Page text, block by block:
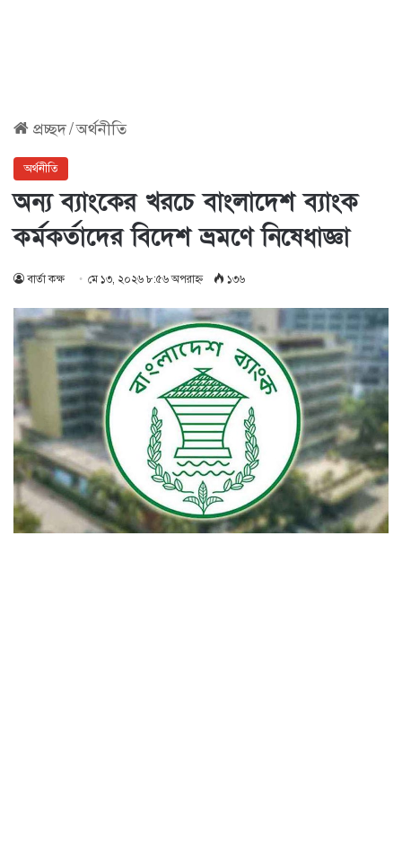
প্রচ্ছদ/অর্থনীতি
অর্থনীতি
অন্য ব্যাংকের খরচে বাংলাদেশ ব্যাংক
কর্মকর্তাদের বিদেশ ভ্রমণে নিষেধাজ্ঞা
বার্তা কক্ষ মে ১৩, ২০২৬ ৮:৫৬ অপরাহ্ণ ১৩৬